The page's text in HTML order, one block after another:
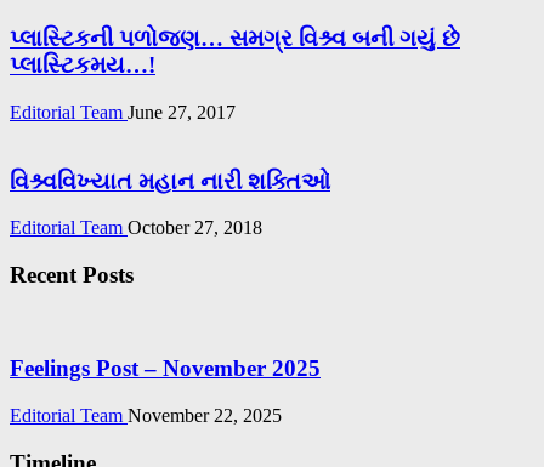
પ્લાસ્ટિકની પળોજણ… સમગ્ર વિશ્ર્વ બની ગયું છે
પ્લાસ્ટિકમય…!
Editorial Team June 27, 2017
વિશ્ર્વવિખ્યાત મહાન નારી શક્તિઓ
Editorial Team October 27, 2018
Recent Posts
Feelings Post – November 2025
Editorial Team November 22, 2025